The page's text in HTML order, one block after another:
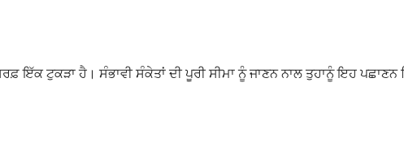
ਇੱਕ ਟੁਕੜਾ ਹੈ। ਸੰਭਾਵੀ ਸੰਕੇਤਾਂ ਦੀ ਪੂਰੀ ਸੀਮਾ ਨੂੰ ਜਾਣਨ ਨਾਲ ਤੁਹਾਨੂੰ ਇਹ